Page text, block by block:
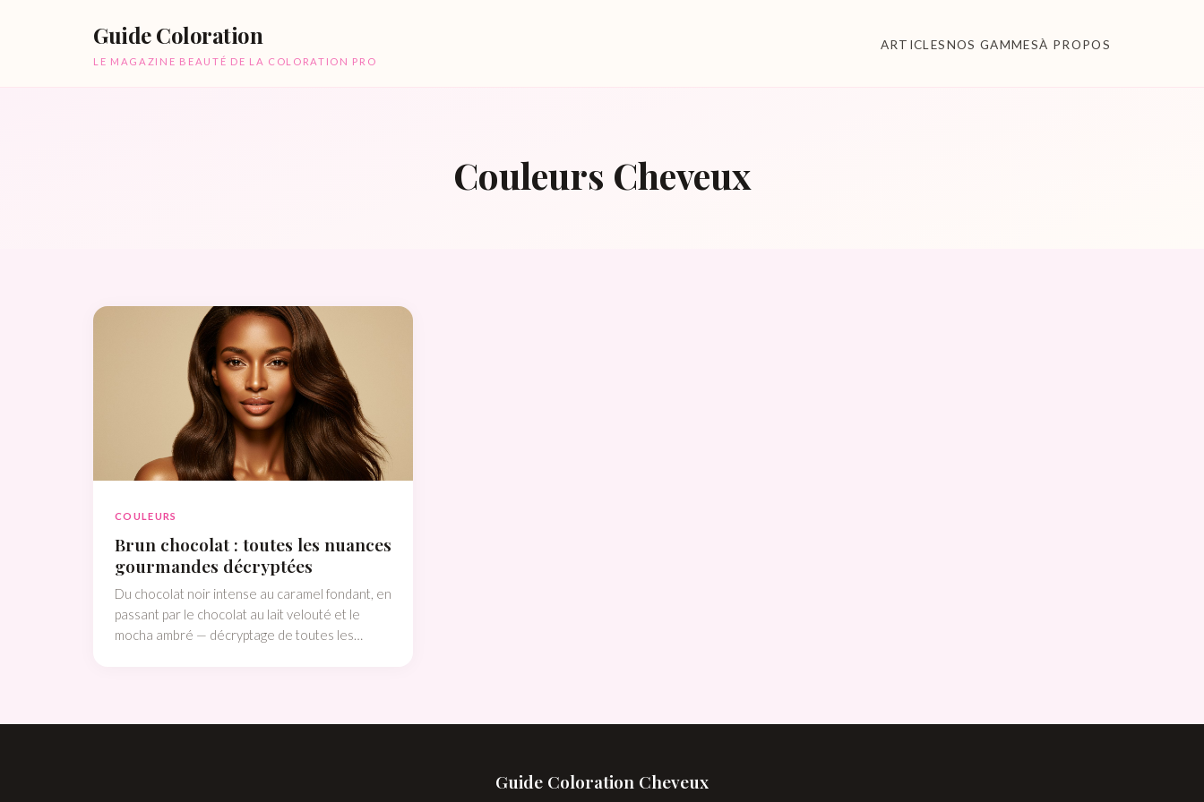
Guide Coloration
LE MAGAZINE BEAUTÉ DE LA COLORATION PRO
ARTICLESNOS GAMMESÀ PROPOS
Couleurs Cheveux
COULEURS
Brun chocolat : toutes les nuances
gourmandes décryptées
Du chocolat noir intense au caramel fondant, en
passant par le chocolat au lait velouté et le
mocha ambré — décryptage de toutes les
Guide Coloration Cheveux